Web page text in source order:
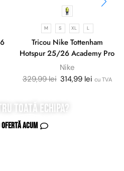
M S XL L
Tricou Nike Tottenham
Hotspur 25/26 Academy Pro
Nike
329,99lei 314,99 lei cu TVA
toată echipa?
acum